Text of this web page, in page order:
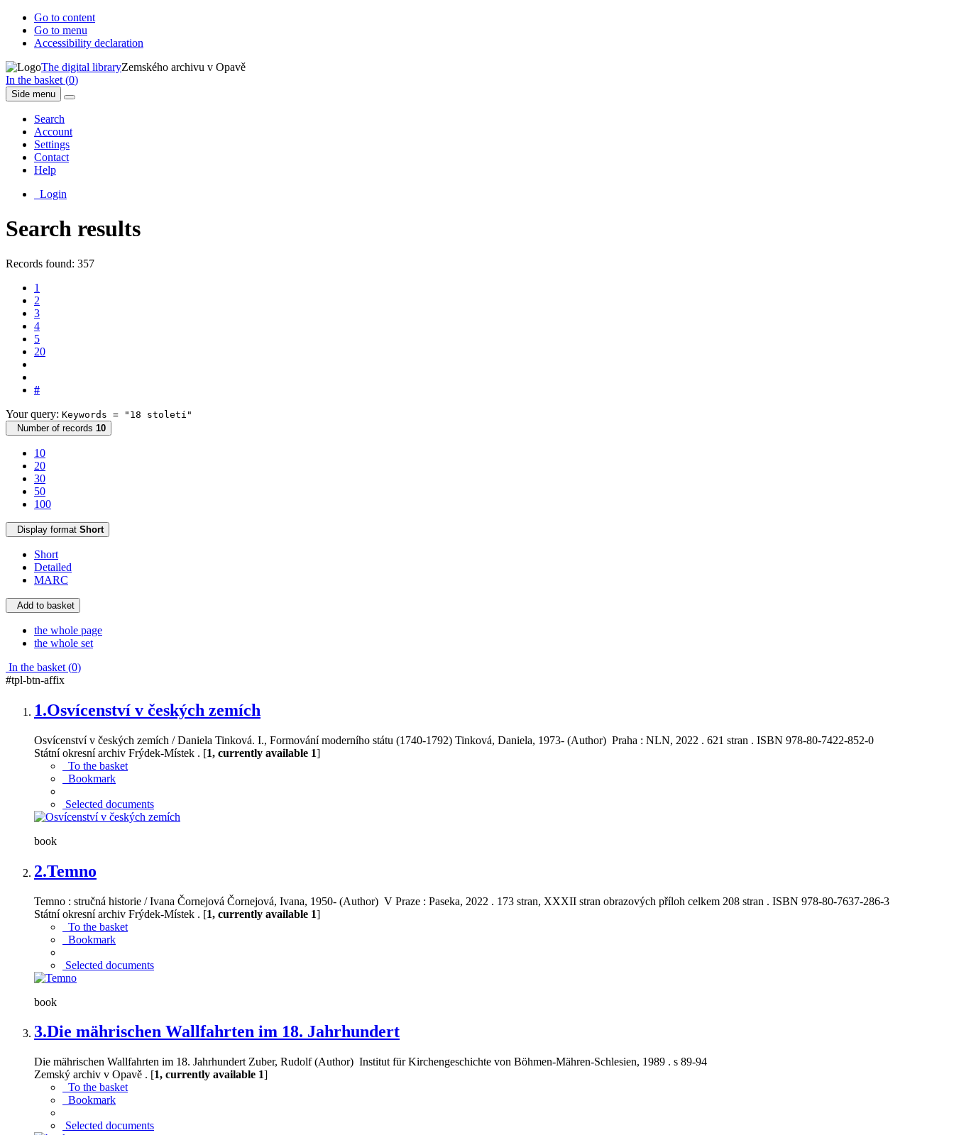
Go to content
Go to menu
Accessibility declaration
The digital libraryZemského archivu v Opavě
In the basket (0)
Side menu
Search
Account
Settings
Contact
Help
Login
Search results
Records found: 357
1
2
3
4
5
20
#
Your query: Keywords = "18 století"
Number of records 10
10
20
30
50
100
Display format Short
Short
Detailed
MARC
Add to basket
the whole page
the whole set
In the basket (0)
#tpl-btn-affix
1.Osvícenství v českých zemích
Osvícenství v českých zemích / Daniela Tinková. I., Formování moderního státu (1740-1792) Tinková, Daniela, 1973- (Author) Praha : NLN, 2022 . 621 stran . ISBN 978-80-7422-852-0
Státní okresní archiv Frýdek-Místek . [1, currently available 1]
To the basket
Bookmark
Selected documents
book
2.Temno
Temno : stručná historie / Ivana Čornejová Čornejová, Ivana, 1950- (Author) V Praze : Paseka, 2022 . 173 stran, XXXII stran obrazových příloh celkem 208 stran . ISBN 978-80-7637-286-3
Státní okresní archiv Frýdek-Místek . [1, currently available 1]
To the basket
Bookmark
Selected documents
book
3.Die mährischen Wallfahrten im 18. Jahrhundert
Die mährischen Wallfahrten im 18. Jahrhundert Zuber, Rudolf (Author) Institut für Kirchengeschichte von Böhmen-Mähren-Schlesien, 1989 . s 89-94
Zemský archiv v Opavě . [1, currently available 1]
To the basket
Bookmark
Selected documents